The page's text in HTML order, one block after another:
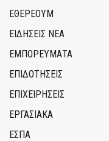
ΕΘΈΡΕΟΥΜ
ΕΙΔΗΣΕΙΣ ΝΕΑ
ΕΜΠΟΡΕΥΜΑΤΑ
ΕΠΙΔΟΤΗΣΕΙΣ
ΕΠΙΧΕΙΡΗΣΕΙΣ
ΕΡΓΑΣΙΑΚΑ
ΕΣΠΑ